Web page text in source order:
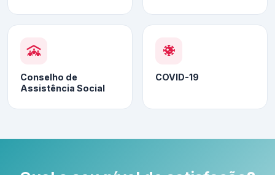
Conselho de
Assistência Social
COVID-19